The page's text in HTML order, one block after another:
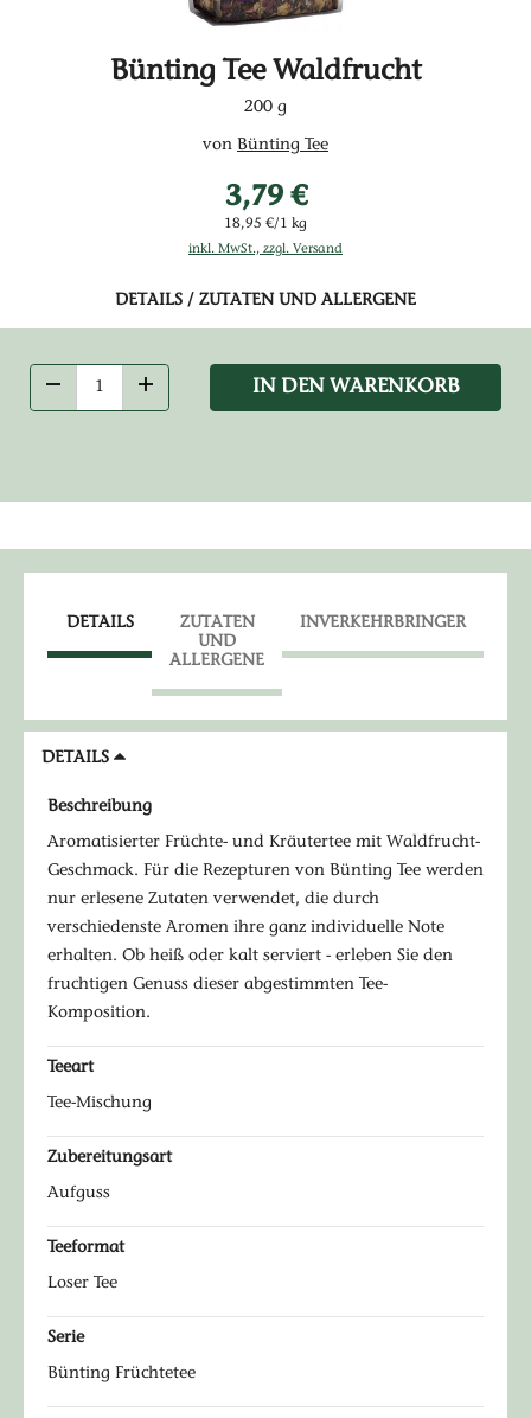
Bünting Tee Waldfrucht
200 g
von Bünting Tee
3,79 €
18,95 €/1 kg
inkl. MwSt., zzgl. Versand
DETAILS / ZUTATEN UND ALLERGENE
ANZAHL VERRINGERNANZAHL ERHÖHEN
IN DEN WARENKORB
DETAILS
ZUTATEN
UND
ALLERGENE
INVERKEHRBRINGER
DETAILS
Beschreibung
Aromatisierter Früchte- und Kräutertee mit Waldfrucht-
Geschmack. Für die Rezepturen von Bünting Tee werden
nur erlesene Zutaten verwendet, die durch
verschiedenste Aromen ihre ganz individuelle Note
erhalten. Ob heiß oder kalt serviert - erleben Sie den
fruchtigen Genuss dieser abgestimmten Tee-
Komposition.
Teeart
Tee-Mischung
Zubereitungsart
Aufguss
Teeformat
Loser Tee
Serie
Bünting Früchtetee